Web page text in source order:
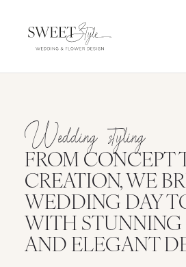
Wedding styling
FROM CONCEPT
CREATION, WE
WEDDING DAY
WITH STUNNING
AND ELEGANT